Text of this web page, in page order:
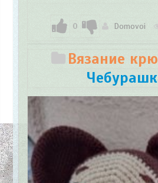
0 Domovoi
Вязание